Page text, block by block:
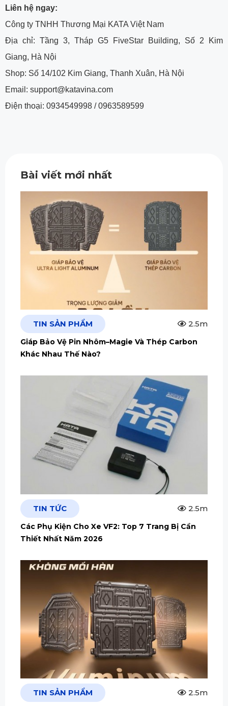
Liên hệ ngay:
Công ty TNHH Thương Mại KATA Việt Nam
Địa chỉ: Tầng 3, Tháp G5 FiveStar Building, Số 2 Kim
Giang, Hà Nội
Shop: Số 14/102 Kim Giang, Thanh Xuân, Hà Nội
Email: support@katavina.com
Điện thoại: 0934549998 / 0963589599
Bài viết mới nhất
TIN SẢN PHẨM 2.5m
Giáp Bảo Vệ Pin Nhôm–Magie Và Thép Carbon
Khác Nhau Thế Nào?
TIN TỨC 2.5m
Các Phụ Kiện Cho Xe VF2: Top 7 Trang Bị Cần
Thiết Nhất Năm 2026
TIN SẢN PHẨM 2.5m